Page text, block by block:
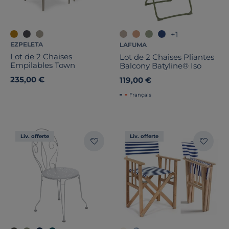
EZPELETA
Lot de 2 Chaises
Empilables Town
235,00 €
+1
LAFUMA
Lot de 2 Chaises Pliantes
Balcony Batyline® Iso
119,00 €
Français
Liv. offerte Liv. offerte